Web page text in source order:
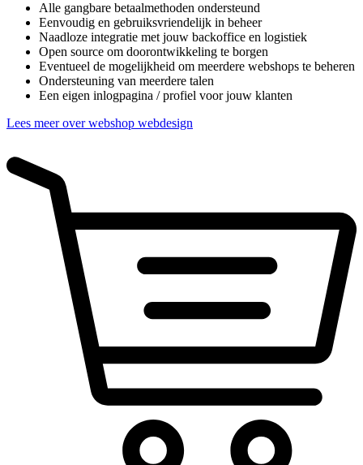
Alle gangbare betaalmethoden ondersteund
Eenvoudig en gebruiksvriendelijk in beheer
Naadloze integratie met jouw backoffice en logistiek
Open source om doorontwikkeling te borgen
Eventueel de mogelijkheid om meerdere webshops te beheren
Ondersteuning van meerdere talen
Een eigen inlogpagina / profiel voor jouw klanten
Lees meer over webshop webdesign